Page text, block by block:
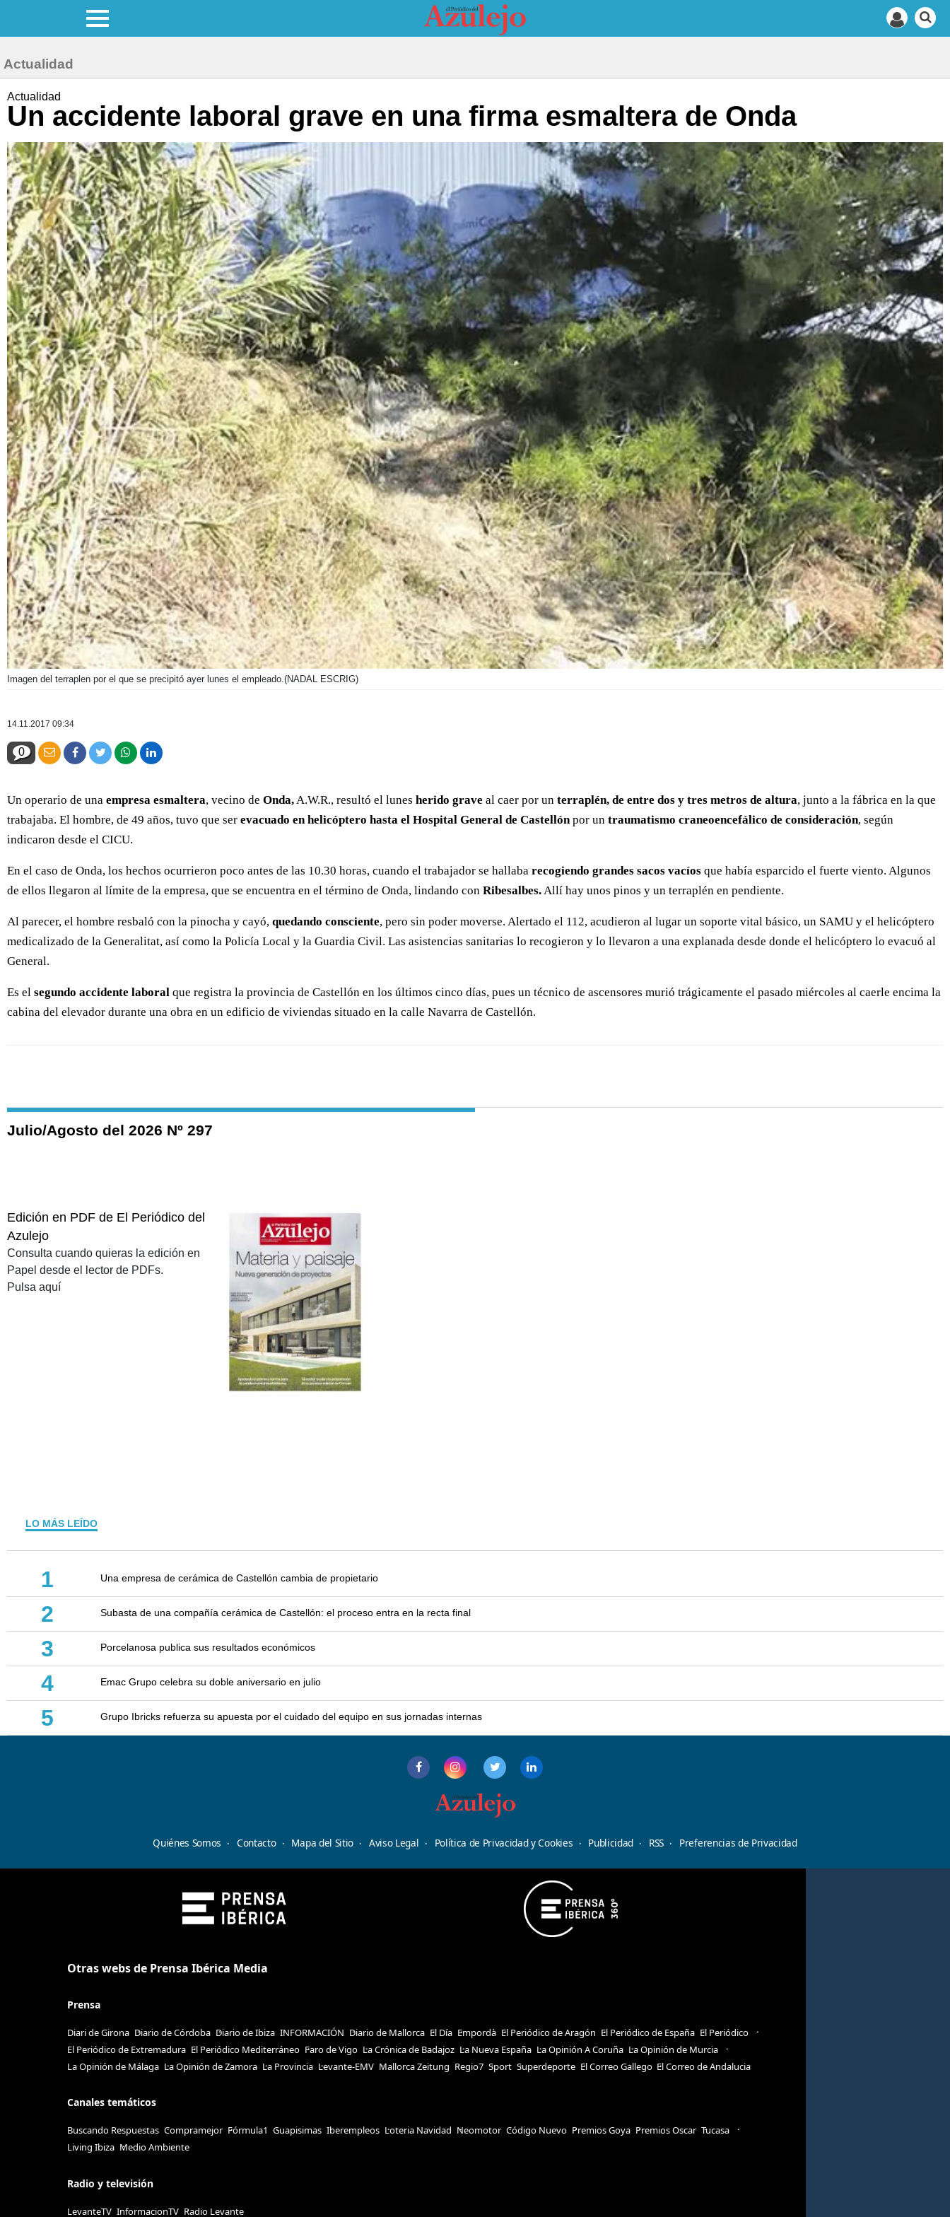
Actualidad
Actualidad
Un accidente laboral grave en una firma esmaltera de Onda
Imagen del terraplen por el que se precipitó ayer lunes el empleado.(NADAL ESCRIG)
14.11.2017 09:34
0
Un operario de una empresa esmaltera, vecino de Onda,A.W.R., resultó el lunes herido grave al caer por un terraplén, de entre dos y tres metros de altura, junto a la fábrica en la que
trabajaba. El hombre, de 49 años, tuvo que ser evacuado en helicóptero hasta el Hospital General de Castellónpor un traumatismo craneoencefálico de consideración, según
indicaron desde el CICU.
En el caso de Onda, los hechos ocurrieron poco antes de las 10.30 horas, cuando el trabajador se hallaba recogiendo grandes sacos vacíos que había esparcido el fuerte viento. Algunos
de ellos llegaron al límite de la empresa, que se encuentra en el término de Onda, lindando con Ribesalbes.Allí hay unos pinos y un terraplén en pendiente.
Al parecer, el hombre resbaló con la pinocha y cayó, quedando consciente, pero sin poder moverse. Alertado el 112, acudieron al lugar un soporte vital básico, un SAMU y el helicóptero
medicalizado de la Generalitat, así como la Policía Local y la Guardia Civil. Las asistencias sanitarias lo recogieron y lo llevaron a una explanada desde donde el helicóptero lo evacuó al
General.
Es el segundo accidente laboral que registra la provincia de Castellón en los últimos cinco días, pues un técnico de ascensores murió trágicamente el pasado miércoles al caerle encima la
cabina del elevador durante una obra en un edificio de viviendas situado en la calle Navarra de Castellón.
Julio/Agosto del 2026 Nº 297
Edición en PDF de El Periódico del
Azulejo
Consulta cuando quieras la edición en
Papel desde el lector de PDFs.
Pulsa aquí
LO MÁS LEÍDO
1 Una empresa de cerámica de Castellón cambia de propietario
2 Subasta de una compañía cerámica de Castellón: el proceso entra en la recta final
3 Porcelanosa publica sus resultados económicos
4 Emac Grupo celebra su doble aniversario en julio
5 Grupo Ibricks refuerza su apuesta por el cuidado del equipo en sus jornadas internas
Quiénes Somos Contacto Mapa del Sitio Aviso Legal Política de Privacidad y Cookies Publicidad RSS Preferencias de Privacidad
Otras webs de Prensa Ibérica Media
Prensa
Diari de Girona Diario de Córdoba Diario de Ibiza INFORMACIÓN Diario de Mallorca El Día Empordà El Periódico de Aragón El Periódico de España El Periódico
El Periódico de Extremadura El Periódico Mediterráneo Faro de Vigo La Crónica de Badajoz La Nueva España La Opinión A Coruña La Opinión de Murcia
La Opinión de Málaga La Opinión de Zamora La Provincia Levante-EMV Mallorca Zeitung Regio7 Sport Superdeporte El Correo Gallego El Correo de Andalucia
Canales temáticos
Buscando Respuestas Compramejor Fórmula1 Guapisimas Iberempleos Loteria Navidad Neomotor Código Nuevo Premios Goya Premios Oscar Tucasa
Living Ibiza Medio Ambiente
Radio y televisión
LevanteTV InformacionTV Radio Levante